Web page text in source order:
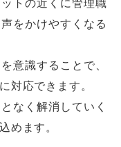
をかけやすくなる
意識することで、
対応できます。
なく解消していく
めます。